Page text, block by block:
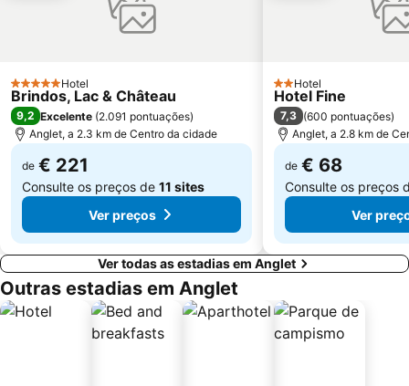
5 EstrelasHotel
Brindos, Lac & Château
9,2 Excelente (2.091 pontuações)
Anglet, a 2.3 km de Centro da cidade
de € 221
Consulte os preços de 11 sites
Ver preços
2 Estrelas
Hotel
Hotel Fine
7,3 (600 pontuações)
Anglet, a 2.8 km de
de € 68
Consulte os preços
Ver
Ver todas as estadias em Anglet
Outras estadias em Anglet